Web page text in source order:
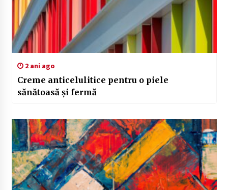
2 ani ago
Creme anticelulitice pentru o piele
sănătoasă și fermă